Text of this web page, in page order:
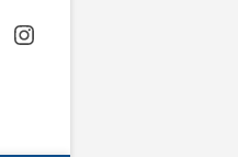
Instagram